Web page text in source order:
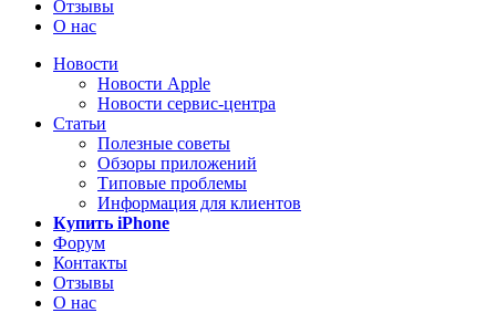
Отзывы
О нас
Новости
Новости Apple
Новости сервис-центра
Статьи
Полезные советы
Обзоры приложений
Типовые проблемы
Информация для клиентов
Купить iPhone
Форум
Контакты
Отзывы
О нас